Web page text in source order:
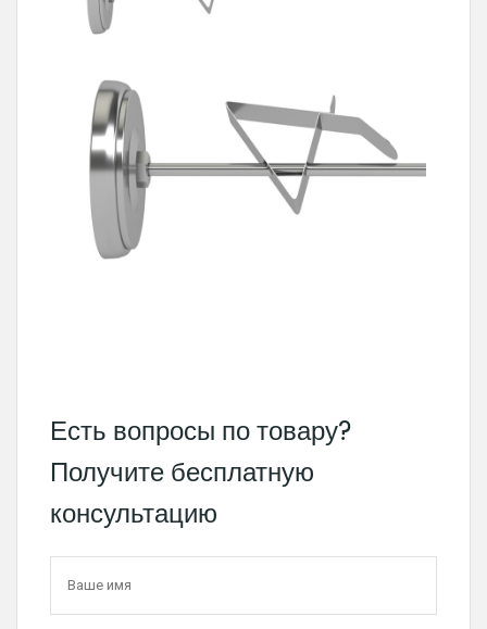
Есть вопросы по товару?
Получите бесплатную
консультацию